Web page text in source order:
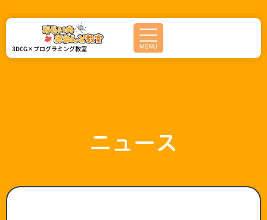
容
キ
3DCG×プログラミング教室
ニュース